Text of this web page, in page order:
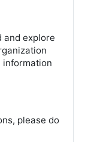
and explore
information
please do